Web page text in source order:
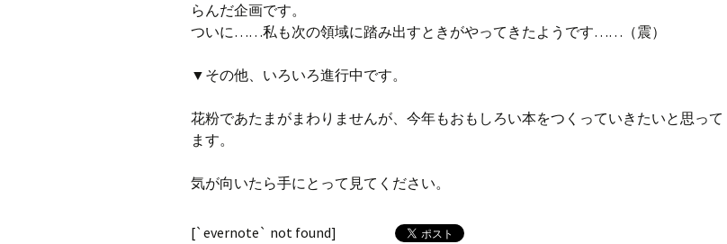
らんだ企画です。
ついに……私も次の領域に踏み出すときがやってきたようです……（震）
▼その他、いろいろ進行中です。
花粉であたまがまわりませんが、今年もおもしろい本をつくっていきたいと思って
ます。
気が向いたら手にとって見てください。
[`evernote` not found]